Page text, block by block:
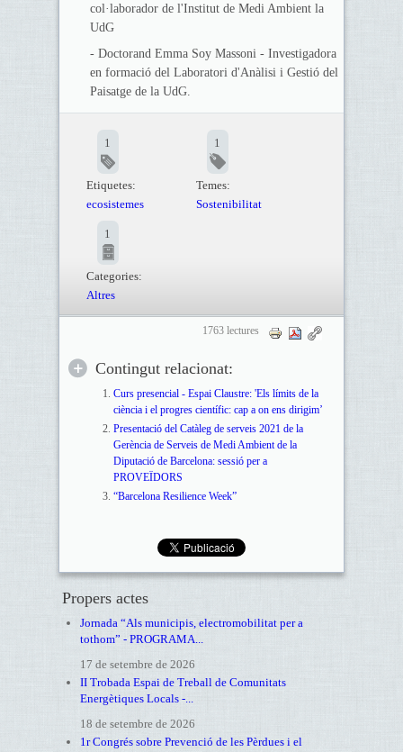
col·laborador de l'Institut de Medi Ambient la
UdG
- Doctorand Emma Soy Massoni - Investigadora
en formació del Laboratori d'Anàlisi i Gestió del
Paisatge de la UdG.
1
Etiquetes:
ecosistemes
1
Temes:
Sostenibilitat
1
Categories:
Altres
1763 lectures
Contingut relacionat:
Curs presencial - Espai Claustre: 'Els límits de la
ciència i el progres científic: cap a on ens dirigim’
Presentació del Catàleg de serveis 2021 de la
Gerència de Serveis de Medi Ambient de la
Diputació de Barcelona: sessió per a
PROVEÏDORS
“Barcelona Resilience Week”
Propers actes
Jornada “Als municipis, electromobilitat per a
tothom” - PROGRAMA...
17 de setembre de 2026
II Trobada Espai de Treball de Comunitats
Energètiques Locals -...
18 de setembre de 2026
1r Congrés sobre Prevenció de les Pèrdues i el